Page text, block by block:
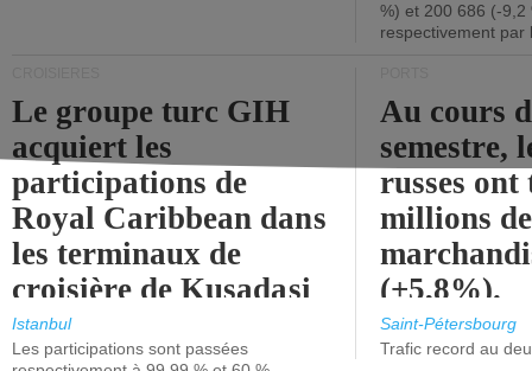
%) et 200 686 (-9,2
respectivement par
Le groupe turc GIH
acquiert les
participations de
Royal Caribbean dans
les terminaux de
croisière de Kusadasi
et de Lisbonne.
Istanbul
Les participations sont passées
Au cours
semestre,
russes
millions
(+5,8%).
Saint-Pétersbourg
Trafic record au